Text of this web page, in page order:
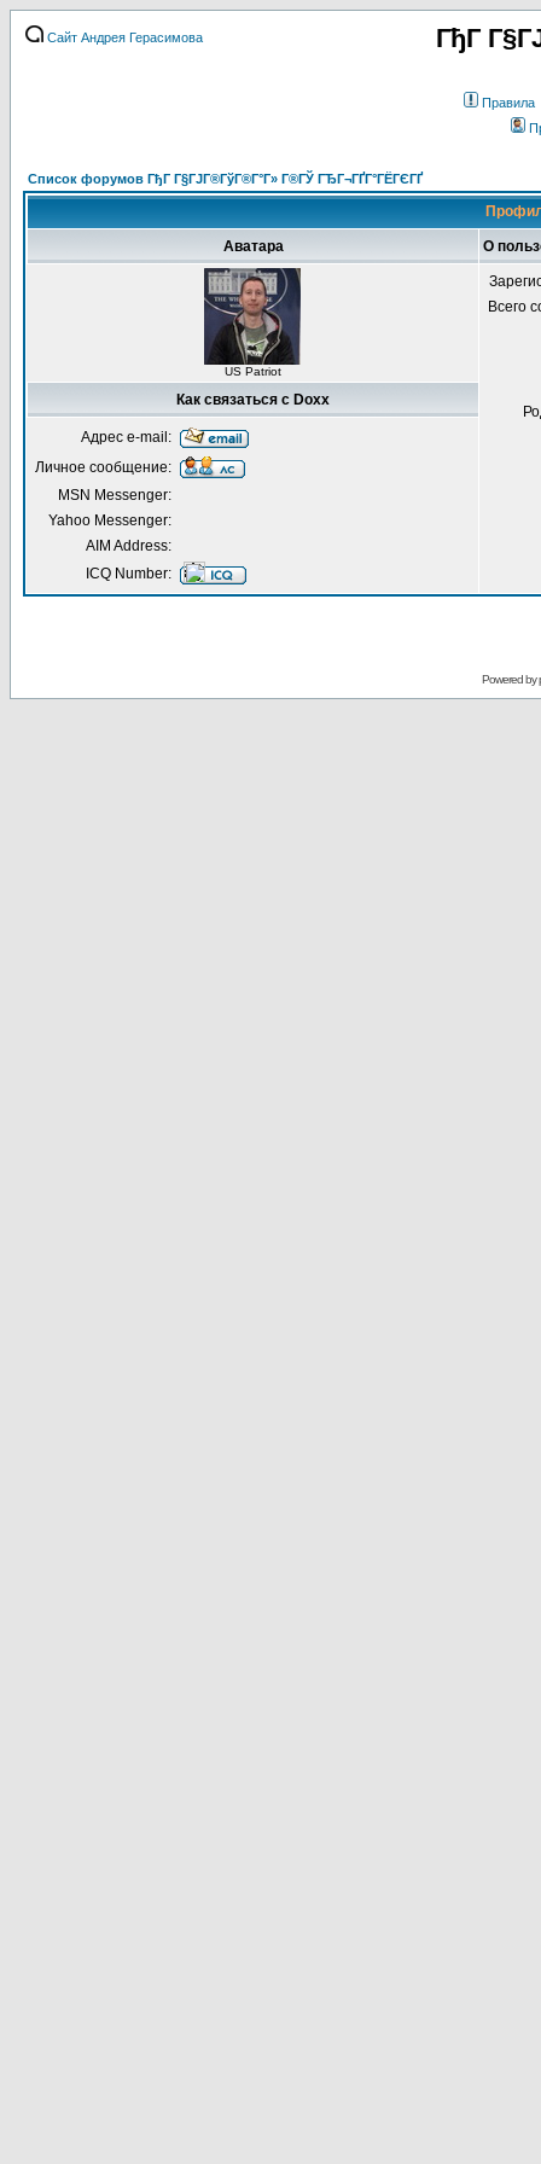
Сайт Андрея Герасимова ГђГ
Правила
Список форумов ГђГ Г§ГЈГ®ГўГ®Г°Г» Г®ГЎ ГЂГ¬ГҐГ°ГЁГЄГҐ
Аватара О
US Patriot
Всего
Как связаться с Doxx
Адрес e-mail:
Личное сообщение:
MSN Messenger:
Yahoo Messenger:
AIM Address:
ICQ Number:
Powered by